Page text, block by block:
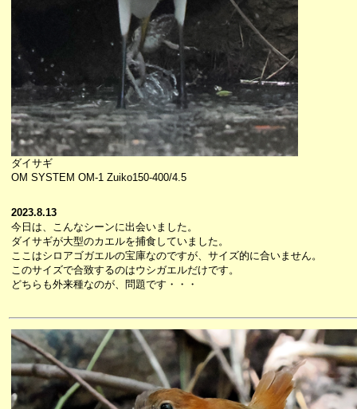
ダイサギ
OM SYSTEM OM-1 Zuiko150-400/4.5
2023.8.13
今日は、こんなシーンに出会いました。
ダイサギが大型のカエルを捕食していました。
ここはシロアゴガエルの宝庫なのですが、サイズ的に合いません。
このサイズで合致するのはウシガエルだけです。
どちらも外来種なのが、問題です・・・